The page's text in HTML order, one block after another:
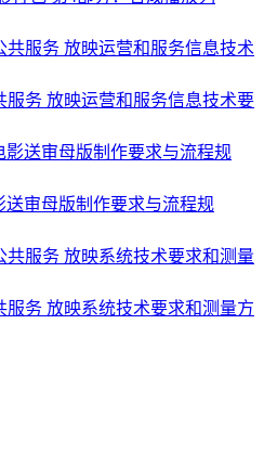
服务 放映运营和服务信息技术要
送审母版制作要求与流程规
服务 放映系统技术要求和测量方